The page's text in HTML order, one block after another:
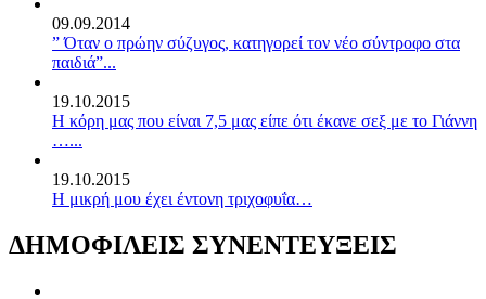
09.09.2014
” Όταν ο πρώην σύζυγος, κατηγορεί τον νέο σύντροφο στα
παιδιά”...
19.10.2015
Η κόρη μας που είναι 7,5 μας είπε ότι έκανε σεξ με το Γιάννη
…...
19.10.2015
Η μικρή μου έχει έντονη τριχοφυΐα…
ΔΗΜΟΦΙΛΕΙΣ ΣΥΝΕΝΤΕΥΞΕΙΣ